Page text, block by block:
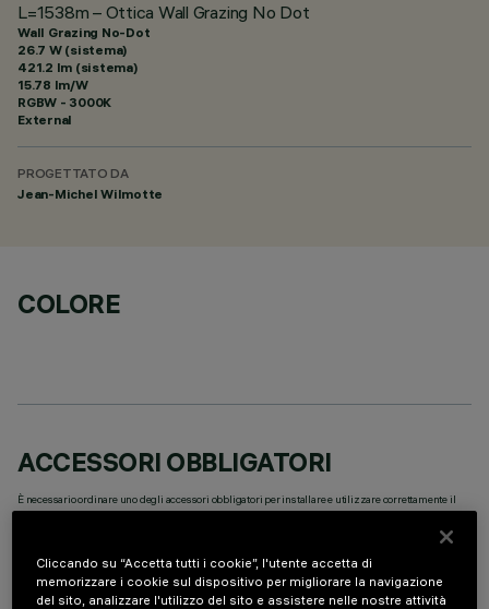
L=1538m – Ottica Wall Grazing No Dot
Wall Grazing No-Dot
26.7 W (sistema)
421.2 lm (sistema)
15.78 lm/W
RGBW - 3000K
External
PROGETTATO DA
Jean-Michel Wilmotte
COLORE
ACCESSORI OBBLIGATORI
È necessario ordinare uno degli accessori obbligatori per installare e utilizzare correttamente il
prodotto:
Cliccando su “Accetta tutti i cookie”, l'utente accetta di
memorizzare i cookie sul dispositivo per migliorare la navigazione
del sito, analizzare l'utilizzo del sito e assistere nelle nostre attività